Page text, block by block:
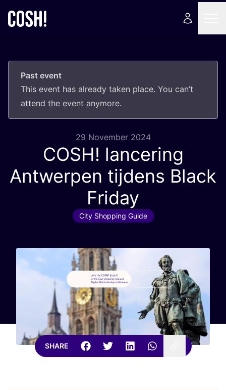
Past event
This event has already taken place. You can’t
attend the event anymore.
29 November 2024
COSH! lancering
Antwerpen tijdens Black
Friday
City Shopping Guide
SHARE